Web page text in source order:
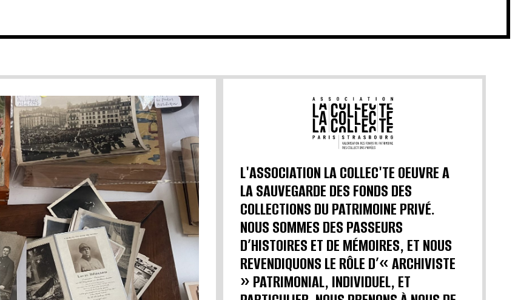
L'ASSOCIATION LA COLLEC'TE OEUVRE A
LA SAUVEGARDE DES FONDS DES
COLLECTIONS DU PATRIMOINE PRIVÉ.
NOUS SOMMES DES PASSEURS
D’HISTOIRES ET DE MÉMOIRES, ET NOUS
REVENDIQUONS LE RÔLE D’« ARCHIVISTE
» PATRIMONIAL, INDIVIDUEL, ET